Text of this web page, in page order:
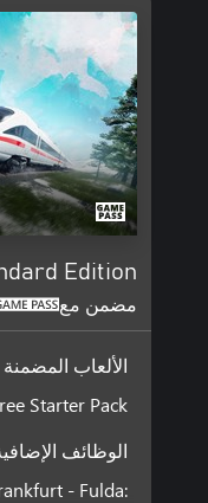
Edition
مضمن مع
الألعاب المضمنة
Starter Pack
الوظائف
- Fulda: